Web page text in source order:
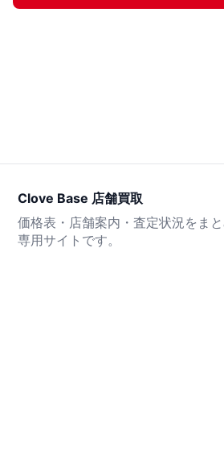
Clove Base 店舗買取
価格表・店舗案内・査定状況をま
専用サイトです。